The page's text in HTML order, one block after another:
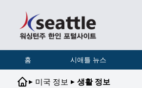
홈 시애틀 뉴스
▸ 미국 정보 ▸ 생활 정보